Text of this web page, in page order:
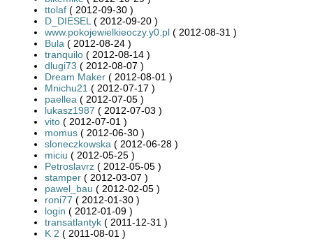
ttolaf ( 2012-09-30 )
D_DIESEL ( 2012-09-20 )
www.pokojewielkieoczy.y0.pl ( 2012-08-31 )
Bula ( 2012-08-24 )
tranquilo ( 2012-08-14 )
dlugi73 ( 2012-08-07 )
Dream Maker ( 2012-08-01 )
Mnichu21 ( 2012-07-17 )
paellea ( 2012-07-05 )
lukasz1987 ( 2012-07-03 )
vito ( 2012-07-01 )
momus ( 2012-06-30 )
sloneczkowska ( 2012-06-28 )
miciu ( 2012-05-25 )
Petroslavrz ( 2012-05-05 )
stamper ( 2012-03-07 )
pawel_bau ( 2012-02-05 )
roni77 ( 2012-01-30 )
login ( 2012-01-09 )
transatlantyk ( 2011-12-31 )
K 2 ( 2011-08-01 )